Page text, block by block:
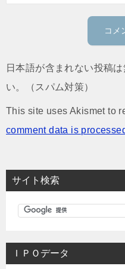
日本語が含まれない投稿
い。（スパム対策）
This site uses Akismet to
comment data is
サイト検索
ＩＰＯデータ